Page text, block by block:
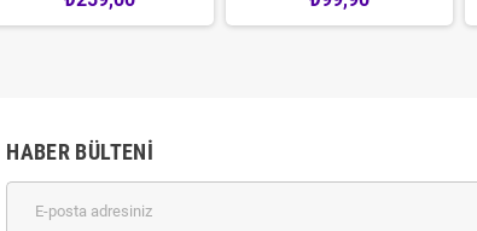
HABER BÜLTENI